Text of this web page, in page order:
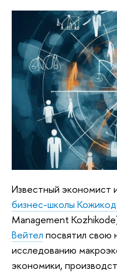
Известный экономист
бизнес-школы
Management
Вейтел посвятил свою
исследованию
экономики,